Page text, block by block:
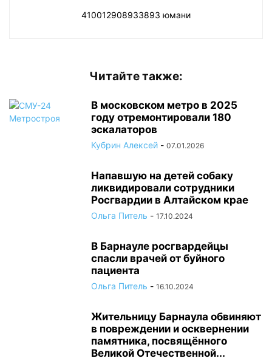
410012908933893 юмани
Читайте также:
В московском метро в 2025
году отремонтировали 180
эскалаторов
Кубрин Алексей - 07.01.2026
Напавшую на детей собаку
ликвидировали сотрудники
Росгвардии в Алтайском крае
Ольга Питель - 17.10.2024
В Барнауле росгвардейцы
спасли врачей от буйного
пациента
Ольга Питель - 16.10.2024
Жительницу Барнаула обвиняют
в повреждении и осквернении
памятника, посвящённого
Великой Отечественной...